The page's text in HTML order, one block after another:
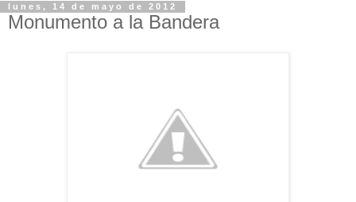
lunes, 14 de mayo de 2012
Monumento a la Bandera